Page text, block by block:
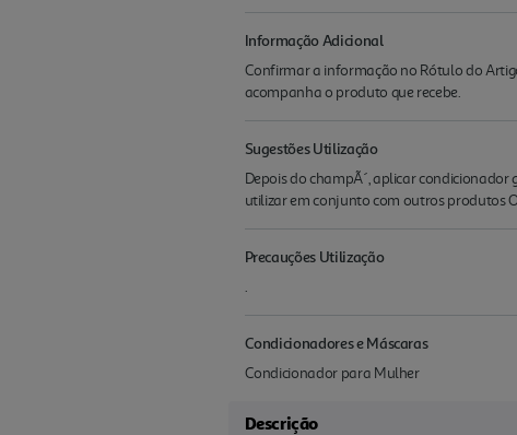
Informação Adicional
Confirmar a informação no Rótulo do
acompanha o produto que recebe.
Sugestões Utilização
Depois do champÃ´, aplicar
utilizar em conjunto com outros produtos
Precauções Utilização
.
Condicionadores e Máscaras
Condicionador para Mulher
Descrição